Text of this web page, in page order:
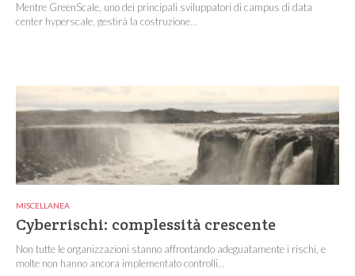
Mentre GreenScale, uno dei principali sviluppatori di campus di data
center hyperscale, gestirà la costruzione...
MISCELLANEA
Cyberrischi: complessità crescente
Non tutte le organizzazioni stanno affrontando adeguatamente i rischi, e
molte non hanno ancora implementato controlli...